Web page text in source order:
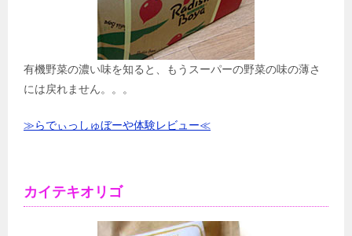
有機野菜の濃い味を知ると、もうスーパーの野菜の味の薄さ
には戻れません。。。
≫らでぃっしゅぼーや体験レビュー≪
カイテキオリゴ